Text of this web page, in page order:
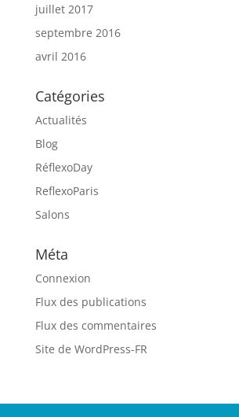
juillet 2017
septembre 2016
avril 2016
Catégories
Actualités
Blog
RéflexoDay
ReflexoParis
Salons
Méta
Connexion
Flux des publications
Flux des commentaires
Site de WordPress-FR